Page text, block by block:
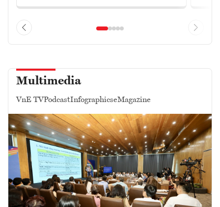
Multimedia
VnE TVPodcastInfographicseMagazine